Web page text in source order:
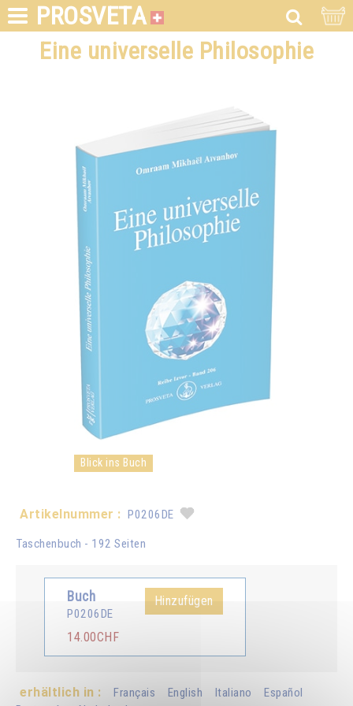
PROSVETA
Eine universelle Philosophie
Blick ins Buch
Artikelnummer : P0206DE
Taschenbuch - 192 Seiten
Buch
P0206DE
14.00CHF
Hinzufügen
erhältlich in : Français English Italiano
Español